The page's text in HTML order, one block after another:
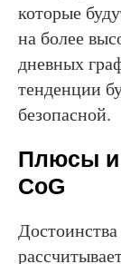
которые
на более
дневных
тенденции
безопасной.
Плюсы и
CoG